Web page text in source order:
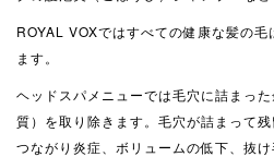
ROYAL VOXではすべての健康な髪の
ます。
ヘッドスパメニューでは毛穴に詰まっ
質）を取り除きます。毛穴が詰まって
つながり炎症、ボリュームの低下、抜け